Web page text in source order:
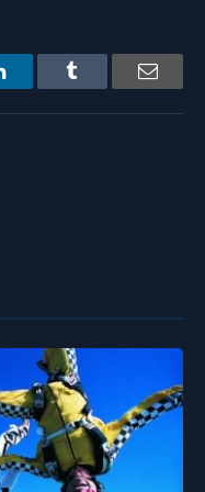
LinkedIn Email